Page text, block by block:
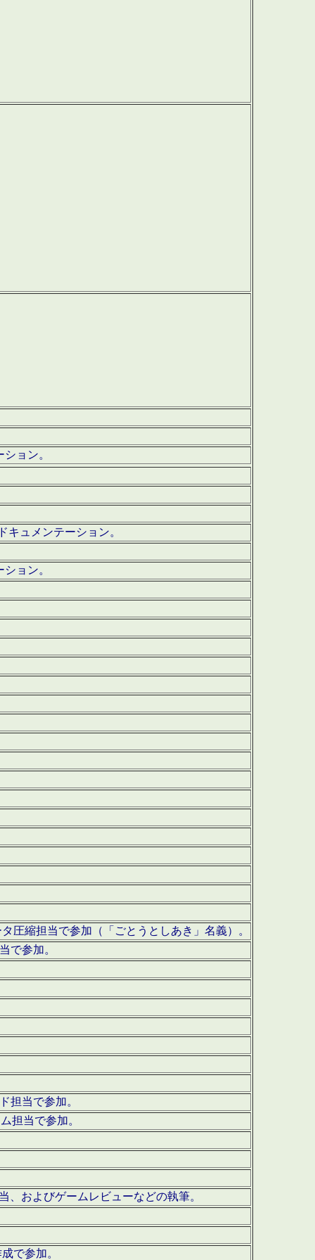
ョン。
キュメンテーション。
ョン。
圧縮担当で参加（「ごとうとしあき」名義）。
で参加。
担当で参加。
担当で参加。
、およびゲームレビューなどの執筆。
で参加。